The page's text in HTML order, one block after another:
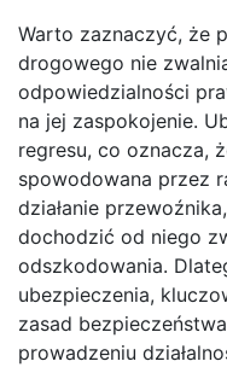
Warto zaznaczyć, że
drogowego nie
odpowiedzialności
na jej zaspokojenie.
regresu, co oznacza,
spowodowana przez
działanie
dochodzić od niego
odszkodowania.
ubezpieczenia,
zasad
prowadzeniu